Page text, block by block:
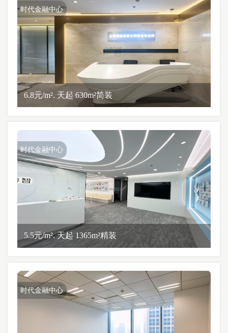
时代金融中心
6.8元/m². 天起 630m²简装
时代金融中心
5.5元/m². 天起 1365m²精装
时代金融中心